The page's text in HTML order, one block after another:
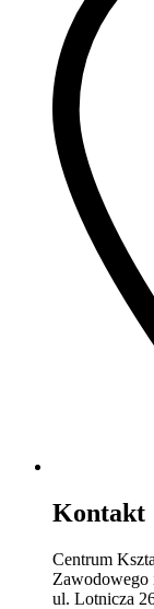
Kontakt
Centrum
Zawodowego
ul. Lotnicza